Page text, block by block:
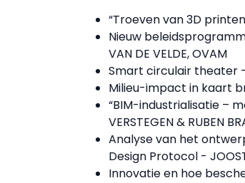
“Troeven van 3D
Nieuw
VAN DE VELDE, OVAM
Smart circulair theater -
Milieu-impact in kaart
“BIM-industrialisatie –
VERSTEGEN & RUBEN
Analyse van het
Design Protocol -
Innovatie en hoe